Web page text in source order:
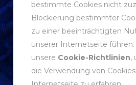
bestimmte Cookies nicht
Blockierung bestimmter
zu einer beeinträchtigten
unserer Internetseite
unsere Cookie-Richtlinien,
die Verwendung von